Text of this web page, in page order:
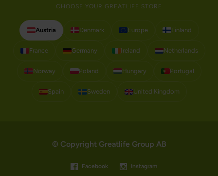
CHOOSE YOUR GREATLIFE STORE
Austria Denmark Europe Finland
France Germany Ireland Netherlands
Norway Poland Hungary Portugal
Spain Sweden United Kingdom
© Copyright Greatlife Group AB
Facebook Instagram